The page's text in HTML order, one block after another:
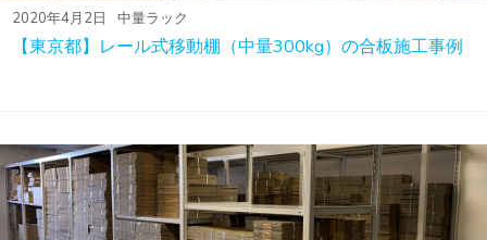
2020年4月2日 中量ラック
【東京都】レール式移動棚（中量300kg）の合板施工事例